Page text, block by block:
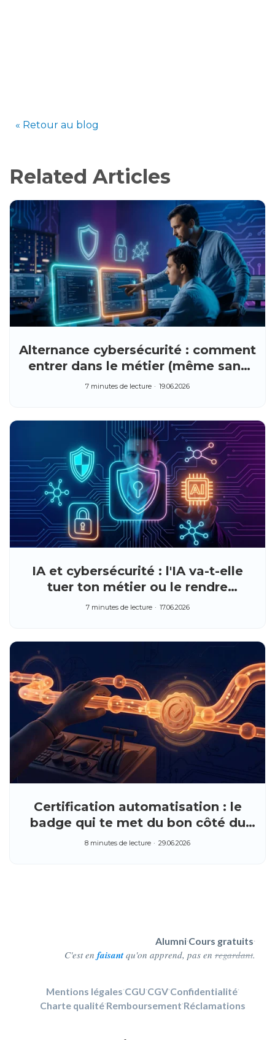
« Retour au blog
Related Articles
Alternance cybersécurité : comment
entrer dans le métier (même sans
diplôme d'école)
7 minutes de lecture 19.06.2026
IA et cybersécurité : l'IA va-t-elle
tuer ton métier ou le rendre
indispensable ?
7 minutes de lecture 17.06.2026
Certification automatisation : le
badge qui te met du bon côté du
marché IT
8 minutes de lecture 29.06.2026
Alumni·Cours gratuits·
C'est en faisantqu'on apprend, pas en regardant.
Mentions légales·CGU·CGV·Confidentialité·
Charte qualité·Remboursement·Réclamations